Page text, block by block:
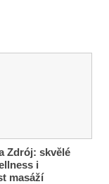
Zdrój: skvělé
i
masáží